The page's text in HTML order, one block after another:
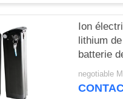
Ion
lithium
batterie
cycle
24V
negotiable